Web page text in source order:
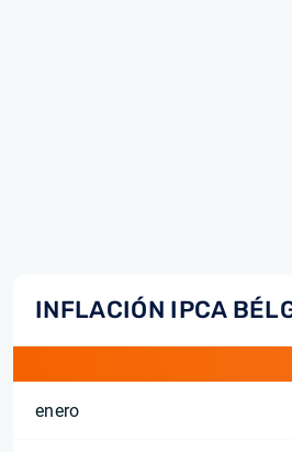
INFLACIÓN IPCA
enero